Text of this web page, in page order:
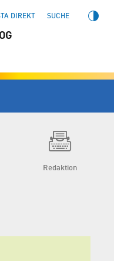
DIREKT SUCHE
Redaktion